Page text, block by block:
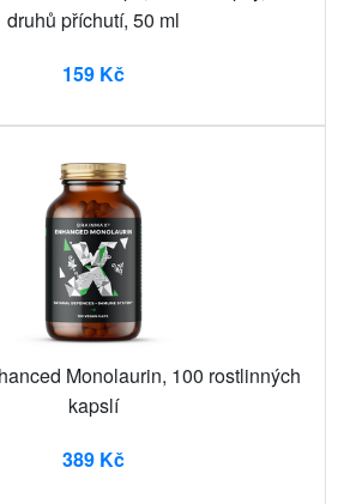
druhů příchutí, 50 ml
159 Kč
Monolaurin, 100 rostlinných
kapslí
389 Kč